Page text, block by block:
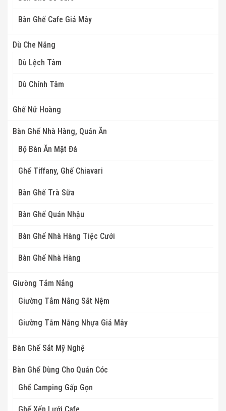
Bàn Ghế Cafe Giả Mây
Dù Che Nắng
Dù Lệch Tâm
Dù Chính Tâm
Ghế Nữ Hoàng
Bàn Ghế Nhà Hàng, Quán Ăn
Bộ Bàn Ăn Mặt Đá
Ghế Tiffany, Ghế Chiavari
Bàn Ghế Trà Sữa
Bàn Ghế Quán Nhậu
Bàn Ghế Nhà Hàng Tiệc Cưới
Bàn Ghế Nhà Hàng
Giường Tắm Nắng
Giường Tắm Nắng Sắt Nệm
Giường Tắm Nắng Nhựa Giả Mây
Bàn Ghế Sắt Mỹ Nghệ
Bàn Ghế Dùng Cho Quán Cóc
Ghế Camping Gấp Gọn